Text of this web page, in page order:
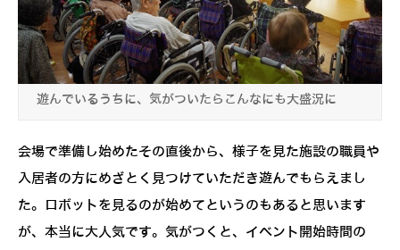
遊んでいるうちに、気がついたらこんなにも大盛況に
会場で準備し始めたその直後から、様子を見た施設の職員や
入居者の方にめざとく見つけていただき遊んでもらえまし
た。ロボットを見るのが始めてというのもあると思います
が、本当に大人気です。気がつくと、イベント開始時間の